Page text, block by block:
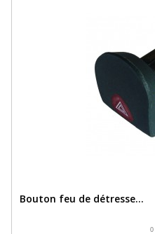
Bouton feu de détresse...
0